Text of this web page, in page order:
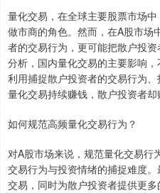
量化交易，在全球主要股票市场
做市商的角色。然而，在A股市场
者的交易行为，更可能把散户投
分析，国内量化交易的主要影响
利用捕捉散户投资者的交易行为
量化交易持续赚钱，散户投资者却
如何规范高频量化交易行为？
对A股市场来说，规范量化交易行
交易行为与投资情绪的捕捉难度
交易，同时为散户投资者提供更多